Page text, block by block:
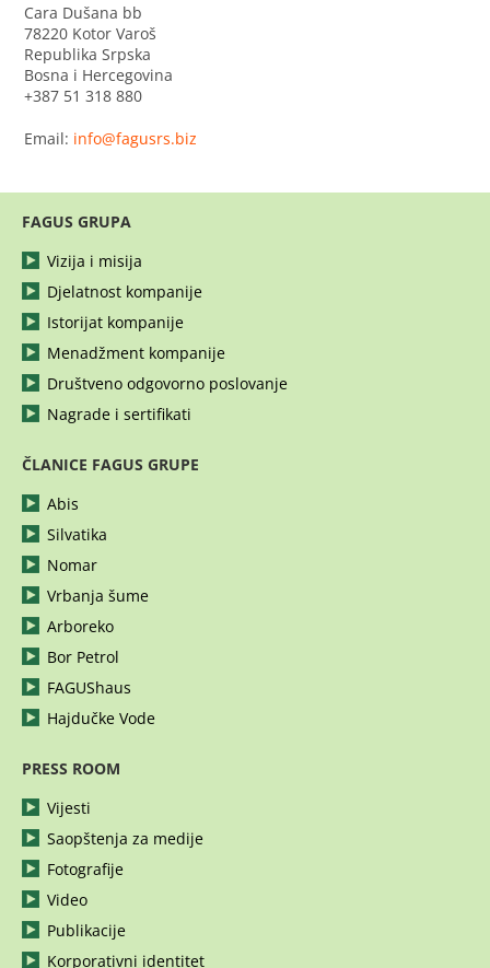
Cara Dušana bb
78220 Kotor Varoš
Republika Srpska
Bosna i Hercegovina
+387 51 318 880
Email: info@fagusrs.biz
FAGUS GRUPA
Vizija i misija
Djelatnost kompanije
Istorijat kompanije
Menadžment kompanije
Društveno odgovorno poslovanje
Nagrade i sertifikati
ČLANICE FAGUS GRUPE
Abis
Silvatika
Nomar
Vrbanja šume
Arboreko
Bor Petrol
FAGUShaus
Hajdučke Vode
PRESS ROOM
Vijesti
Saopštenja za medije
Fotografije
Video
Publikacije
Korporativni identitet